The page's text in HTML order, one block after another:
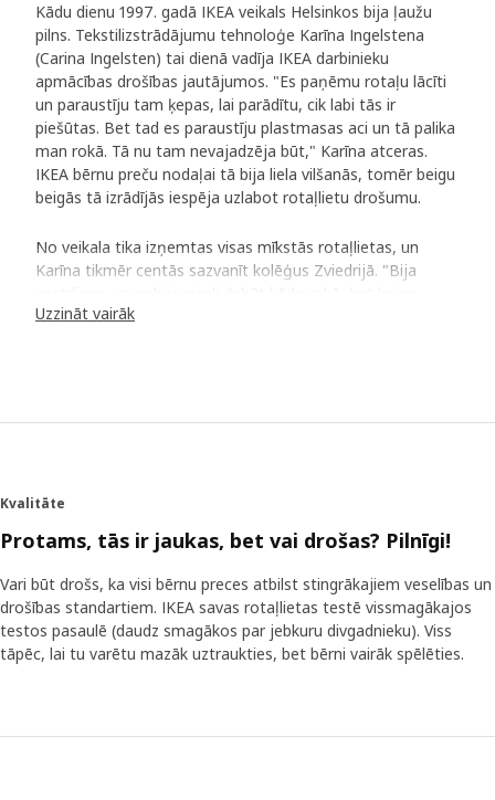
Kādu dienu 1997. gadā IKEA veikals Helsinkos bija ļaužu
pilns. Tekstilizstrādājumu tehnoloģe Karīna Ingelstena
(Carina Ingelsten) tai dienā vadīja IKEA darbinieku
apmācības drošības jautājumos. "Es paņēmu rotaļu lācīti
un paraustīju tam ķepas, lai parādītu, cik labi tās ir
piešūtas. Bet tad es paraustīju plastmasas aci un tā palika
man rokā. Tā nu tam nevajadzēja būt," Karīna atceras.
IKEA bērnu preču nodaļai tā bija liela vilšanās, tomēr beigu
beigās tā izrādījās iespēja uzlabot rotaļlietu drošumu.
No veikala tika izņemtas visas mīkstās rotaļlietas, un
Karīna tikmēr centās sazvanīt kolēģus Zviedrijā. "Bija
beigās sazvanīju savu vadītāju Jurgenu Svensonu (Jörgen
pirms preču laišanas tirgū, tas ir jāuztver nopietni.
sistematizēt savu darbu drošības jomā. Mēs ieviesām
Personiskāk un izteiksmīgāk
Starpgadījums ar lācīti kļuva par pamatu lēmumam vispār
Huldén) – dizainere, kura radījusi daudzas mīkstās
Uzzināt vairāk
Kvalitāte
Protams, tās ir jaukas, bet vai drošas? Pilnīgi!
Vari būt drošs, ka visi bērnu preces atbilst stingrākajiem veselības un
drošības standartiem. IKEA savas rotaļlietas testē vissmagākajos
testos pasaulē (daudz smagākos par jebkuru divgadnieku). Viss
tāpēc, lai tu varētu mazāk uztraukties, bet bērni vairāk spēlēties.